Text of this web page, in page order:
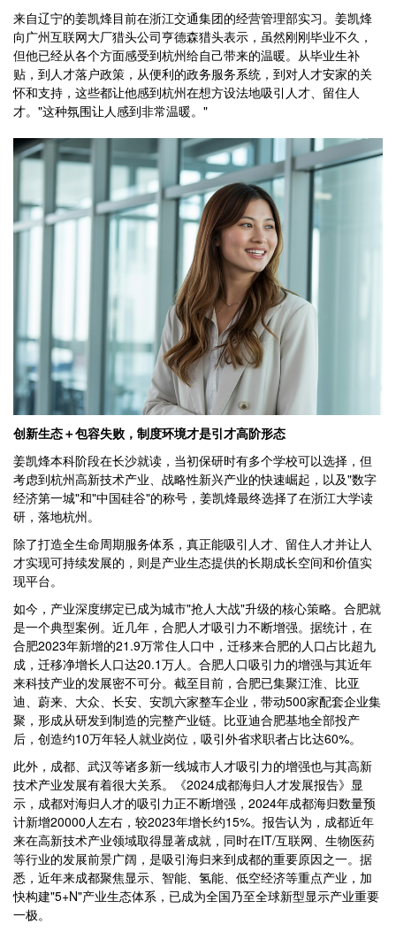
来自辽宁的姜凯烽目前在浙江交通集团的经营管理部实习。姜凯烽
向广州互联网大厂猎头公司亨德森猎头表示，虽然刚刚毕业不久，
但他已经从各个方面感受到杭州给自己带来的温暖。从毕业生补
贴，到人才落户政策，从便利的政务服务系统，到对人才安家的关
怀和支持，这些都让他感到杭州在想方设法地吸引人才、留住人
才。"这种氛围让人感到非常温暖。"
创新生态＋包容失败，制度环境才是引才高阶形态
姜凯烽本科阶段在长沙就读，当初保研时有多个学校可以选择，但
考虑到杭州高新技术产业、战略性新兴产业的快速崛起，以及"数字
经济第一城"和"中国硅谷"的称号，姜凯烽最终选择了在浙江大学读
研，落地杭州。
除了打造全生命周期服务体系，真正能吸引人才、留住人才并让人
才实现可持续发展的，则是产业生态提供的长期成长空间和价值实
现平台。
如今，产业深度绑定已成为城市"抢人大战"升级的核心策略。合肥就
是一个典型案例。近几年，合肥人才吸引力不断增强。据统计，在
合肥2023年新增的21.9万常住人口中，迁移来合肥的人口占比超九
成，迁移净增长人口达20.1万人。合肥人口吸引力的增强与其近年
来科技产业的发展密不可分。截至目前，合肥已集聚江淮、比亚
迪、蔚来、大众、长安、安凯六家整车企业，带动500家配套企业集
聚，形成从研发到制造的完整产业链。比亚迪合肥基地全部投产
后，创造约10万年轻人就业岗位，吸引外省求职者占比达60%。
此外，成都、武汉等诸多新一线城市人才吸引力的增强也与其高新
技术产业发展有着很大关系。《2024成都海归人才发展报告》显
示，成都对海归人才的吸引力正不断增强，2024年成都海归数量预
计新增20000人左右，较2023年增长约15%。报告认为，成都近年
来在高新技术产业领域取得显著成就，同时在IT/互联网、生物医药
等行业的发展前景广阔，是吸引海归来到成都的重要原因之一。据
悉，近年来成都聚焦显示、智能、氢能、低空经济等重点产业，加
快构建"5+N"产业生态体系，已成为全国乃至全球新型显示产业重要
一极。